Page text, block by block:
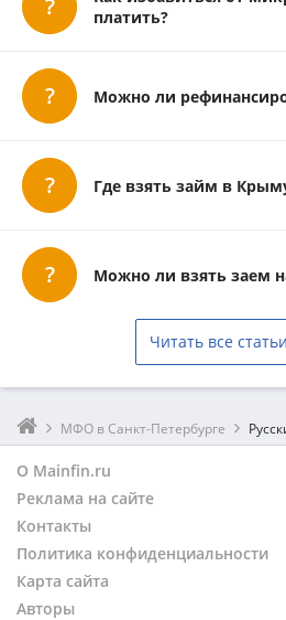
платить?
Можно ли
Где взять займ в
Можно ли взять заем
Читать все
МФО в Санкт-Петербурге
О Mainfin.ru
Реклама на сайте
Контакты
Политика конфиденциальности
Карта сайта
Авторы